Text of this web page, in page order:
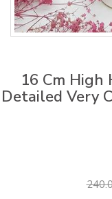
16 Cm High
Detailed Very